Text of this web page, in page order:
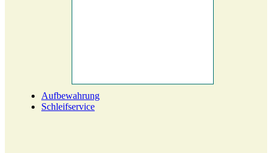
Aufbewahrung
Schleifservice